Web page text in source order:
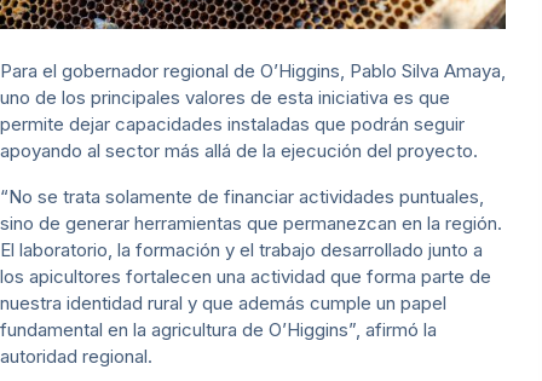
Para el gobernador regional de O’Higgins, Pablo Silva Amaya,
uno de los principales valores de esta iniciativa es que
permite dejar capacidades instaladas que podrán seguir
apoyando al sector más allá de la ejecución del proyecto.
“No se trata solamente de financiar actividades puntuales,
sino de generar herramientas que permanezcan en la región.
El laboratorio, la formación y el trabajo desarrollado junto a
los apicultores fortalecen una actividad que forma parte de
nuestra identidad rural y que además cumple un papel
fundamental en la agricultura de O’Higgins”, afirmó la
autoridad regional.